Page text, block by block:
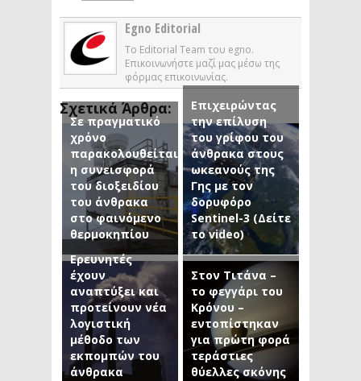
Egno Editorial
Το Editorial Team του egno.
Επικοινωνήστε μαζί μας μέσω της
φόρμας επικοινωνίας.
Σχετικά Άρθρα:
Σε πραγματικό
χρόνο
παρακολουθείται
η συνεισφορά
του διοξειδίου
του άνθρακα
στο φαινόμενο
θερμοκηπίου
Επιχειρώντας
την επίλυση
του γρίφου του
άνθρακα στους
ωκεανούς της
Γης με τον
δορυφόρο
Sentinel-3 (Δείτε
το video)
Ερευνητές
έχουν
αναπτύξει και
προτείνουν νέα
λογιστική
μέθοδο των
εκπομπών του
άνθρακα
Στον Τιτάνα –
το φεγγάρι του
Κρόνου –
εντοπίστηκαν
για πρώτη φορά
τεράστιες
θύελλες σκόνης